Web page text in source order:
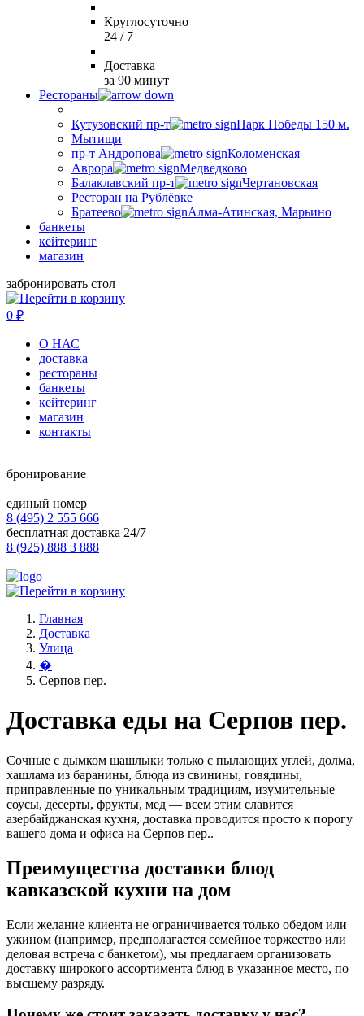
Круглосуточно
24 / 7
Доставка
за 90 минут
Рестораны
Кутузовский пр-т
Парк Победы 150 м.
Мытищи
пр-т Андропова
Коломенская
Аврора
Медведково
Балаклавский пр-т
Чертановская
Ресторан на Рублёвке
Братеево
Алма-Атинская, Марьино
банкеты
кейтеринг
магазин
забронировать стол
0 ₽
О НАС
доставка
рестораны
банкеты
кейтеринг
магазин
контакты
бронирование
единый номер
8 (495) 2 555 666
бесплатная доставка 24/7
8 (925) 888 3 888
Главная
Доставка
Улица
�
Серпов пер.
Доставка еды на Серпов пер.
Сочные с дымком шашлыки только с пылающих углей, долма,
хашлама из баранины, блюда из свинины, говядины,
приправленные по уникальным традициям, изумительные
соусы, десерты, фрукты, мед — всем этим славится
азербайджанская кухня, доставка проводится просто к порогу
вашего дома и офиса на Серпов пер..
Преимущества доставки блюд
кавказской кухни на дом
Если желание клиента не ограничивается только обедом или
ужином (например, предполагается семейное торжество или
деловая встреча с банкетом), мы предлагаем организовать
доставку широкого ассортимента блюд в указанное место, по
высшему разряду.